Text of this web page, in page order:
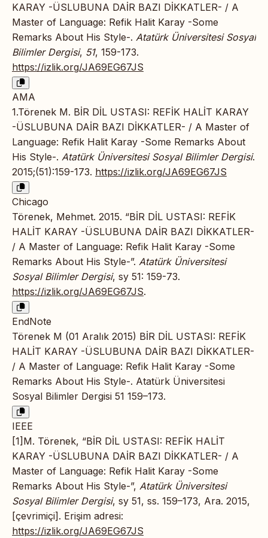
KARAY -ÜSLUBUNA DAİR BAZI DİKKATLER- / A
Master of Language: Refik Halit Karay -Some
Remarks About His Style-. Atatürk Üniversitesi Sosyal
Bilimler Dergisi, 51, 159-173.
https://izlik.org/JA69EG67JS
AMA
1.Törenek M. BİR DİL USTASI: REFİK HALİT KARAY
-ÜSLUBUNA DAİR BAZI DİKKATLER- / A Master of
Language: Refik Halit Karay -Some Remarks About
His Style-. Atatürk Üniversitesi Sosyal Bilimler Dergisi.
2015;(51):159-173. https://izlik.org/JA69EG67JS
Chicago
Törenek, Mehmet. 2015. “BİR DİL USTASI: REFİK
HALİT KARAY -ÜSLUBUNA DAİR BAZI DİKKATLER-
/ A Master of Language: Refik Halit Karay -Some
Remarks About His Style-”. Atatürk Üniversitesi
Sosyal Bilimler Dergisi, sy 51: 159-73.
https://izlik.org/JA69EG67JS.
EndNote
Törenek M (01 Aralık 2015) BİR DİL USTASI: REFİK
HALİT KARAY -ÜSLUBUNA DAİR BAZI DİKKATLER-
/ A Master of Language: Refik Halit Karay -Some
Remarks About His Style-. Atatürk Üniversitesi
Sosyal Bilimler Dergisi 51 159–173.
IEEE
[1]M. Törenek, “BİR DİL USTASI: REFİK HALİT
KARAY -ÜSLUBUNA DAİR BAZI DİKKATLER- / A
Master of Language: Refik Halit Karay -Some
Remarks About His Style-”, Atatürk Üniversitesi
Sosyal Bilimler Dergisi, sy 51, ss. 159–173, Ara. 2015,
[çevrimiçi]. Erişim adresi:
https://izlik.org/JA69EG67JS